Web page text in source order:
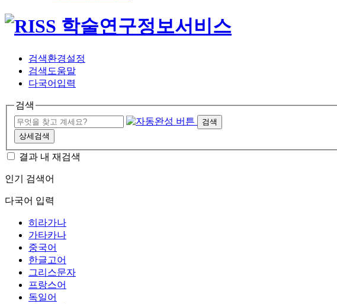
검색환경설정
검색도움말
다국어입력
검색
검색
상세검색
결과 내 재검색
인기 검색어
다국어 입력
히라가나
가타카나
중국어
한글고어
그리스문자
프랑스어
독일어